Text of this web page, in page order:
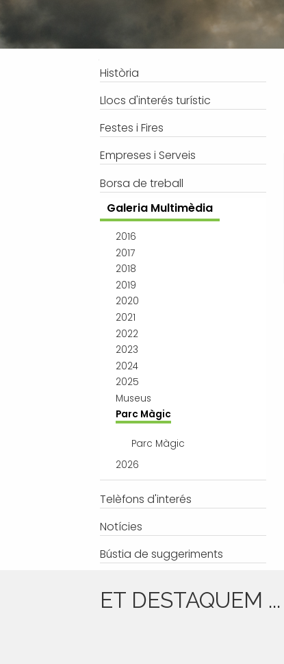
Processos selectius
Bústia de suggeriments
Salut
Jutjat de Pau i Registre Civil
Navegació
Història
Llocs d'interés turístic
Festes i Fires
Empreses i Serveis
Borsa de treball
Galeria Multimèdia
2016
2017
2018
2019
2020
2021
2022
2023
2024
2025
Museus
Parc Màgic
Parc Màgic
2026
Telèfons d'interés
Notícies
Bústia de suggeriments
ET DESTAQUEM ...